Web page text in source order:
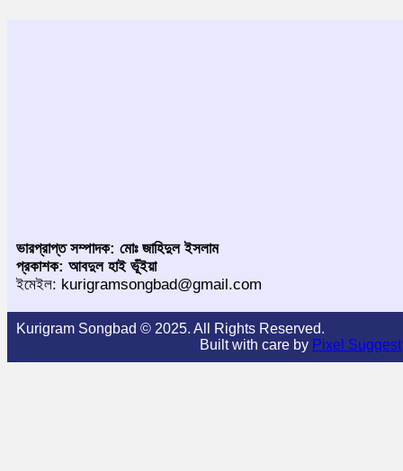
ভারপ্রাপ্ত সম্পাদক: মোঃ জাহিদুল ইসলাম
প্রকাশক: আবদুল হাই ভূঁইয়া
ইমেইল: kurigramsongbad@gmail.com
Kurigram Songbad © 2025. All Rights Reserved.
Built with care by Pixel Suggest